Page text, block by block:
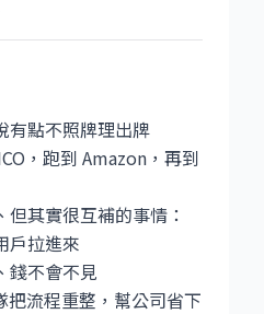
有點不照牌理出牌
，跑到 Amazon，再到
其實很互補的事情：
戶拉進來
錢不會不見
流程重整，幫公司省下